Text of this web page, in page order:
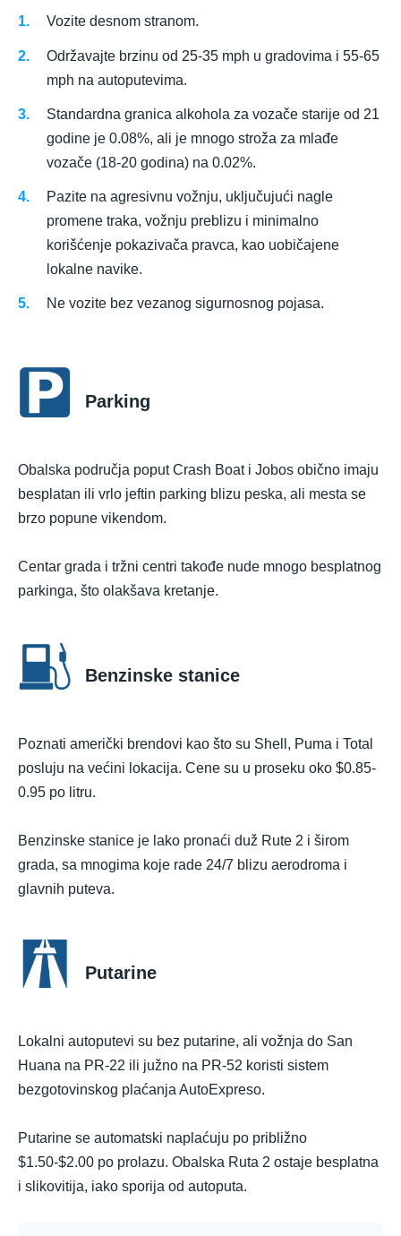
Vozite desnom stranom.
Održavajte brzinu od 25-35 mph u gradovima i 55-65
mph na autoputevima.
Standardna granica alkohola za vozače starije od 21
godine je 0.08%, ali je mnogo stroža za mlađe
vozače (18-20 godina) na 0.02%.
Pazite na agresivnu vožnju, uključujući nagle
promene traka, vožnju preblizu i minimalno
korišćenje pokazivača pravca, kao uobičajene
lokalne navike.
Ne vozite bez vezanog sigurnosnog pojasa.
Parking
Obalska područja poput Crash Boat i Jobos obično imaju
besplatan ili vrlo jeftin parking blizu peska, ali mesta se
brzo popune vikendom.
Centar grada i tržni centri takođe nude mnogo besplatnog
parkinga, što olakšava kretanje.
Benzinske stanice
Poznati američki brendovi kao što su Shell, Puma i Total
posluju na većini lokacija. Cene su u proseku oko $0.85-
0.95 po litru.
Benzinske stanice je lako pronaći duž Rute 2 i širom
grada, sa mnogima koje rade 24/7 blizu aerodroma i
glavnih puteva.
Putarine
Lokalni autoputevi su bez putarine, ali vožnja do San
Huana na PR-22 ili južno na PR-52 koristi sistem
bezgotovinskog plaćanja AutoExpreso.
Putarine se automatski naplaćuju po približno
$1.50-$2.00 po prolazu. Obalska Ruta 2 ostaje besplatna
i slikovitija, iako sporija od autoputa.